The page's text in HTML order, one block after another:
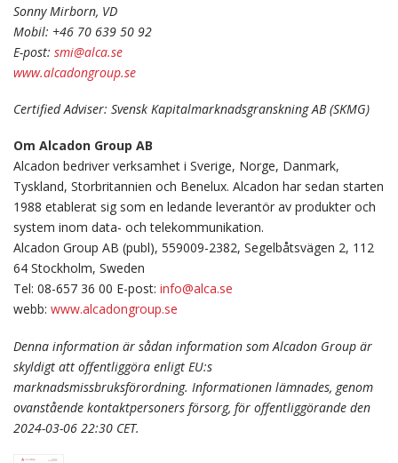
Sonny Mirborn, VD
Mobil: +46 70 639 50 92
E-post: smi@alca.se
www.alcadongroup.se
Certified Adviser: Svensk Kapitalmarknadsgranskning AB (SKMG)
Om Alcadon Group AB
Alcadon bedriver verksamhet i Sverige, Norge, Danmark,
Tyskland, Storbritannien och Benelux. Alcadon har sedan starten
1988 etablerat sig som en ledande leverantör av produkter och
system inom data- och telekommunikation.
Alcadon Group AB (publ), 559009-2382, Segelbåtsvägen 2, 112
64 Stockholm, Sweden
Tel: 08-657 36 00 E-post: info@alca.se
webb: www.alcadongroup.se
Denna information är sådan information som Alcadon Group är
skyldigt att offentliggöra enligt EU:s
marknadsmissbruksförordning. Informationen lämnades, genom
ovanstående kontaktpersoners försorg, för offentliggörande den
2024-03-06 22:30 CET.